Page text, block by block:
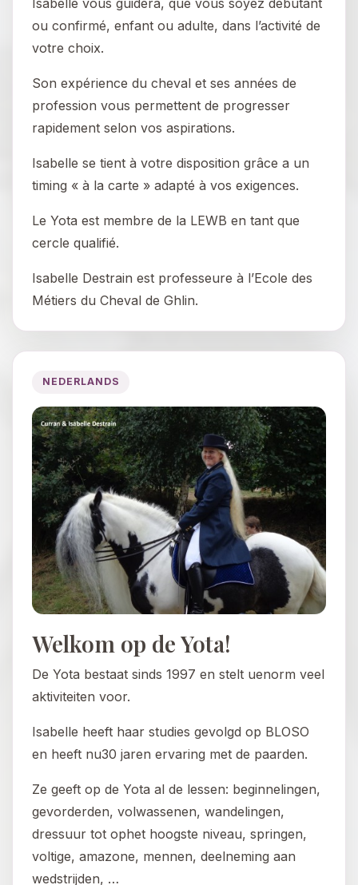
ou confirmé, enfant ou adulte, dans l’activité de
votre choix.
Son expérience du cheval et ses années de
profession vous permettent de progresser
rapidement selon vos aspirations.
Isabelle se tient à votre disposition grâce a un
timing « à la carte » adapté à vos exigences.
Le Yota est membre de la LEWB en tant que
cercle qualifié.
Isabelle Destrain est professeure à l’Ecole des
Métiers du Cheval de Ghlin.
NEDERLANDS
Welkom op de Yota!
De Yota bestaat sinds 1997 en stelt uenorm veel
aktiviteiten voor.
Isabelle heeft haar studies gevolgd op BLOSO
en heeft nu30 jaren ervaring met de paarden.
Ze geeft op de Yota al de lessen: beginnelingen,
gevorderden, volwassenen, wandelingen,
dressuur tot ophet hoogste niveau, springen,
voltige, amazone, mennen, deelneming aan
wedstrijden, …